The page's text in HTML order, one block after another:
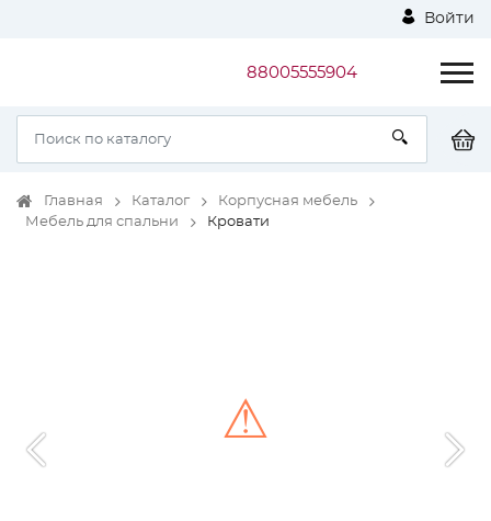
Войти
88005555904
Главная Каталог
Корпусная мебель
Мебель для спальни
Кровати
⚠